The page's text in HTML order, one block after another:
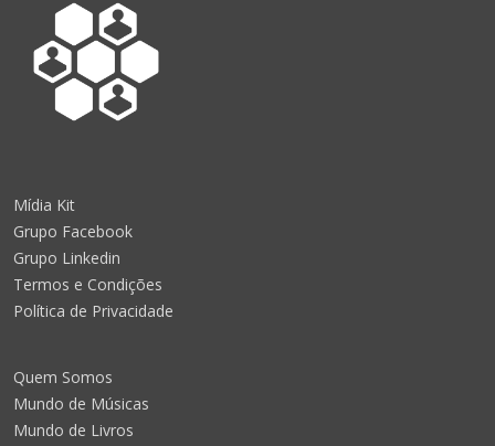
Mídia Kit
Grupo Facebook
Grupo Linkedin
Termos e Condições
Política de Privacidade
Quem Somos
Mundo de Músicas
Mundo de Livros